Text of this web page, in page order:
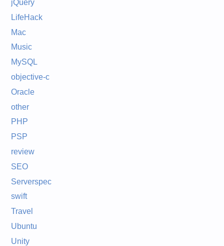
jQuery
LifeHack
Mac
Music
MySQL
objective-c
Oracle
other
PHP
PSP
review
SEO
Serverspec
swift
Travel
Ubuntu
Unity